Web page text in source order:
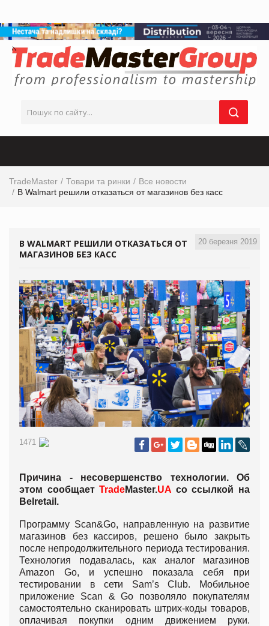
TradeMaster Товари та ринки
Все новости
В Walmart решили отказаться от магазинов без касс
20 березня 2019
В WALMART РЕШИЛИ ОТКАЗАТЬСЯ ОТ
МАГАЗИНОВ БЕЗ КАСС
1471
Причина - несовершенство технологии. Об
этом сообщаетTradeMaster.UA со ссылкой на
Belretail.
Программу Scan&Go, направленную на развитие
магазинов без кассиров, решено было закрыть
после непродолжительного периода тестирования.
Технология подавалась, как аналог магазинов
Amazon Go, и успешно показала себя при
тестировании в сети Sam’s Club. Мобильное
приложение Scan & Go позволяло покупателям
самостоятельно сканировать штрих-коды товаров,
оплачивая покупки одним движением руки.